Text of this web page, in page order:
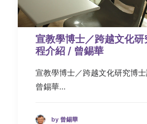
宣教學博士／跨越文化研
程介紹 / 曾錫華
宣教學博士／跨越文化研究博
曾錫華…
by 曾錫華